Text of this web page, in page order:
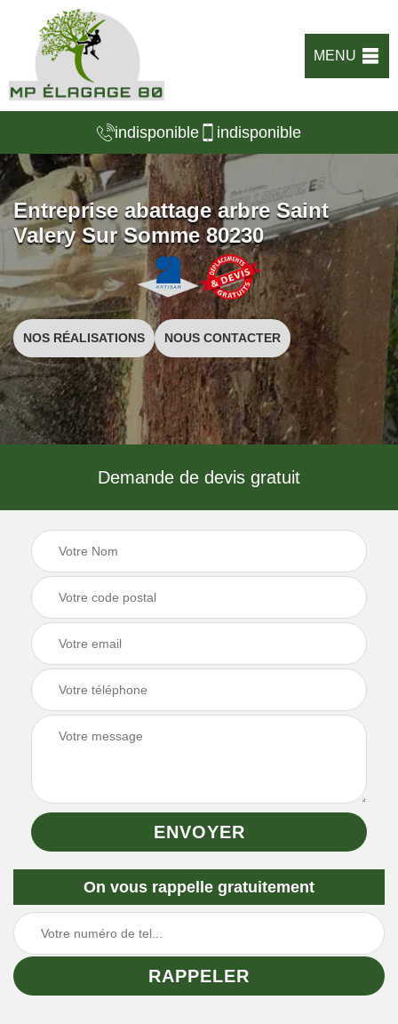
MENU
indisponible indisponible
Entreprise abattage arbre Saint
Valery Sur Somme 80230
NOS RÉALISATIONS NOUS CONTACTER
Demande de devis gratuit
On vous rappelle gratuitement